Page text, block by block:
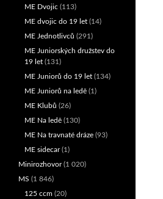
ME Dvojic (113)
ME dvojic do 19 let (14)
ME Jednotlivců (291)
ME Juniorských družstev do
19 let (131)
ME Juniorů do 19 let (134)
ME Juniorů na ledě (1)
ME Klubů (26)
ME Na ledě (130)
ME Na travnaté dráze (93)
ME sidecar(1)
Minirozhovor(1 020)
MS (1 846)
125 ccm (20)